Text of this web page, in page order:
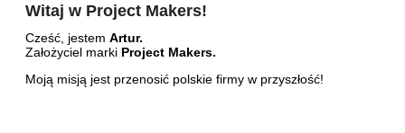
Witaj w Project Makers!
Cześć, jestem Artur.
Założyciel marki Project Makers.
Moją misją jest przenosić polskie firmy w przyszłość!